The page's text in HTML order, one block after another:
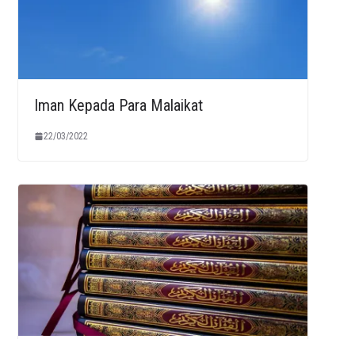
Iman Kepada Para Malaikat
22/03/2022